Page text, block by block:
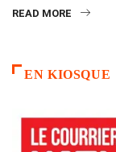
READ MORE
EN KIOSQUE